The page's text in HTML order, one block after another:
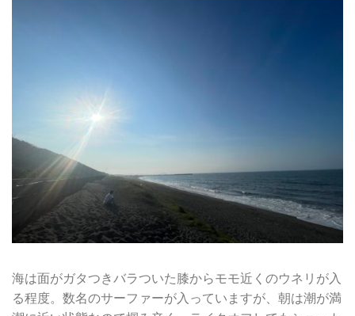
海は面がガタつきバラついた膝からモモ近くのウネリが入
る程度。数名のサーファーが入っていますが、朝は潮が満